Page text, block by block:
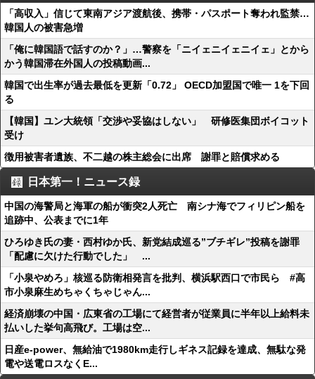
「高収入」信じて東南アジア渡航後、携帯・パスポート奪われ監禁…
韓国人の被害急増
「俺に韓国語で話すのか？」…警察を「ニイェニイェニイェ」とから
かう韓国滞在外国人の投稿動画...
韓国で出生率が過去最低を更新「0.72」 OECD加盟国で唯一 1を下回
る
【韓国】ユン大統領「交渉や妥協はしない」 研修医集団ボイコット
受け
徴用被害者遺族、不二越の株主総会に出席 謝罪と賠償求める
日本第一！ニュース録
中国の海警局と海軍の船が衝突2人死亡 南シナ海でフィリピン船を
追跡中、公表までに1年
ひろゆき氏の妻・西村ゆか氏、新党結成巡る”ブチギレ”投稿を謝罪
「配慮に欠けた行動でした」 ...
「小泉やめろ」核巡る防衛相発言を批判、横浜駅西口で市民ら #高
市小泉麻生めちゃくちゃじゃん...
経済崩壊の中国・広東省の工場にて経営者が従業員に半年以上給料未
払いした挙句高飛び。工場は空...
日産e-power、無給油で1980km走行しギネス記録を達成、無駄な発
電や送電ロスなくE...